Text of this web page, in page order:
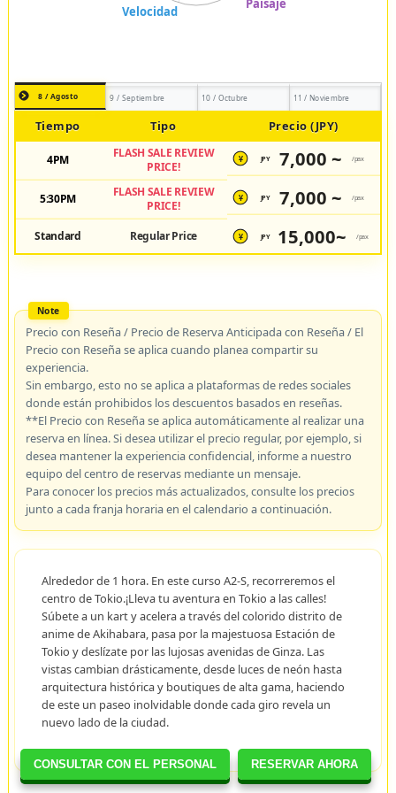
CONSULTAR CON EL PERSONAL RESERVAR AHORA
8 / Agosto 9 / Septiembre 10 / Octubre 11 / Noviembre
Tiempo Tipo Precio (JPY)
4PM
FLASH SALE REVIEW
PRICE!
¥ JPY 7,000 ~ /pax
5:30PM
FLASH SALE REVIEW
PRICE!
¥ JPY 7,000 ~ /pax
Standard Regular Price ¥ JPY 15,000~ /pax
Precio con Reseña / Precio de Reserva Anticipada con Reseña / El
Precio con Reseña se aplica cuando planea compartir su
experiencia.
Sin embargo, esto no se aplica a plataformas de redes sociales
donde están prohibidos los descuentos basados en reseñas.
**El Precio con Reseña se aplica automáticamente al realizar una
reserva en línea. Si desea utilizar el precio regular, por ejemplo, si
desea mantener la experiencia confidencial, informe a nuestro
equipo del centro de reservas mediante un mensaje.
Para conocer los precios más actualizados, consulte los precios
junto a cada franja horaria en el calendario a continuación.
Alrededor de 1 hora. En este curso A2-S, recorreremos el
centro de Tokio.¡Lleva tu aventura en Tokio a las calles!
Súbete a un kart y acelera a través del colorido distrito de
anime de Akihabara, pasa por la majestuosa Estación de
Tokio y deslízate por las lujosas avenidas de Ginza. Las
vistas cambian drásticamente, desde luces de neón hasta
arquitectura histórica y boutiques de alta gama, haciendo
de este un paseo inolvidable donde cada giro revela un
nuevo lado de la ciudad.